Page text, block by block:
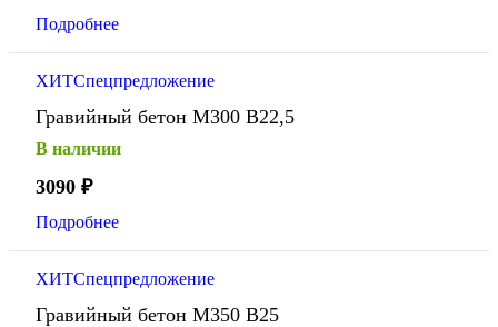
Подробнее
ХИТСпецпредложение
Гравийный бетон М300 В22,5
В наличии
3090 ₽
Подробнее
ХИТСпецпредложение
Гравийный бетон М350 В25